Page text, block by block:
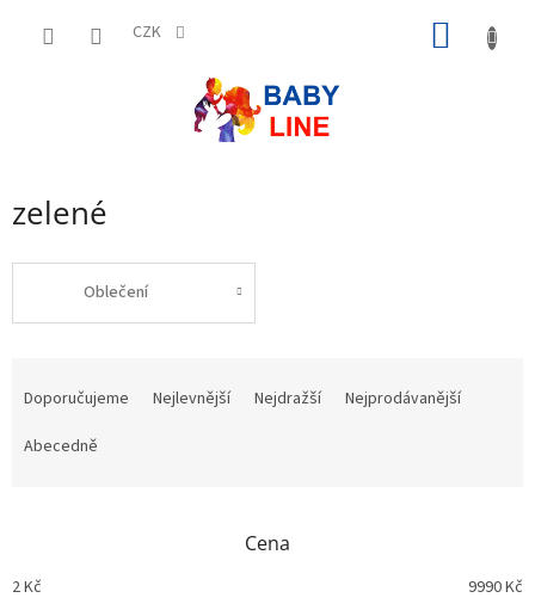
CZK
zelené
Oblečení
o
Doporučujeme Nejlevnější Nejdražší
Nejprodávanější
Abecedně
Cena
2Kč 9990Kč